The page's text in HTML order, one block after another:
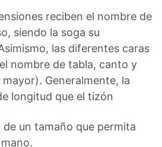
reciben el nombre de
siendo la soga su
las diferentes caras
nombre de tabla, canto y
Generalmente, la
longitud que el tizón
de un tamaño que permita